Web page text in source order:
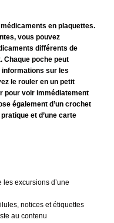
en plaquettes.
vous pouvez
différents de
Chaque poche peut
informations sur les
le rouler en un petit
pour voir immédiatement
également d’un crochet
et d’une carte
excursions d’une
notices et étiquettes
au contenu